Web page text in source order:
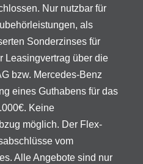
Nur nutzbar für
als
Sonderzinses für
Leasingvertrag über die
bzw. Mercedes-Benz
eines Guthabens für das
Keine
möglich. Der Flex-
vom
Alle Angebote sind nur